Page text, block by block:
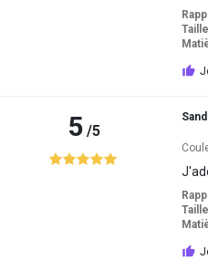
Taille
5/5
Taille